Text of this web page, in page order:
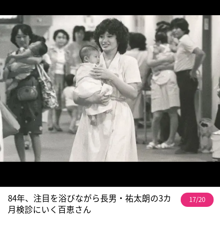
84年、注目を浴びながら長男・祐太朗の3カ
月検診にいく百恵さん
17/20